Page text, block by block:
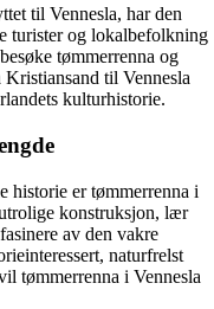
til Vennesla, har den
turister og lokalbefolkning
tømmerrenna og
til Vennesla
kulturhistorie.
historie er tømmerrenna i
konstruksjon, lær
av den vakre
naturfrelst
tømmerrenna i Vennesla